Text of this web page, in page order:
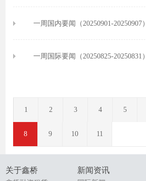
一周国内要闻（20250901-20250907）
一周国际要闻（20250825-20250831）
1 2 3 4 5
8 9 10 11
关于鑫桥 新闻资讯